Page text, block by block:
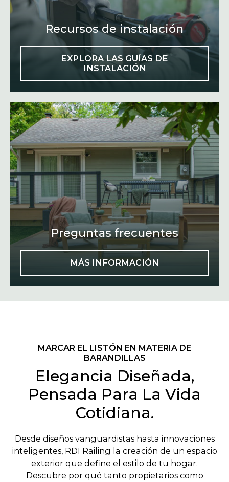
Recursos de instalación
EXPLORA LAS GUÍAS DE
INSTALACIÓN
Preguntas frecuentes
MÁS INFORMACIÓN
MARCAR EL LISTÓN EN MATERIA DE
BARANDILLAS
Elegancia Diseñada,
Pensada Para La Vida
Cotidiana.
Desde diseños vanguardistas hasta innovaciones
inteligentes, RDI Railing la creación de un espacio
exterior que define el estilo de tu hogar.
Descubre por qué tanto propietarios como